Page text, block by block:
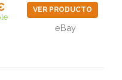
VER PRODUCTO
eBay